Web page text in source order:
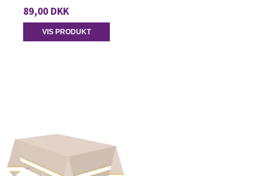
89,00 DKK
VIS PRODUKT